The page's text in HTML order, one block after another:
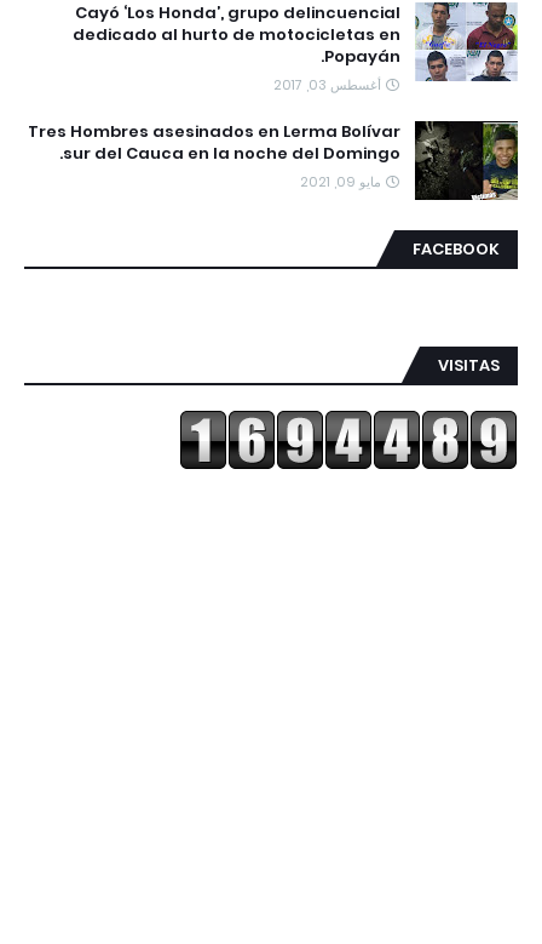
Cayó ‘Los Honda’, grupo delincuencial
dedicado al hurto de motocicletas en
Popayán.
أغسطس 03, 2017
Tres Hombres asesinados en Lerma Bolívar
sur del Cauca en la noche del Domingo.
مايو 09, 2021
FACEBOOK
VISITAS